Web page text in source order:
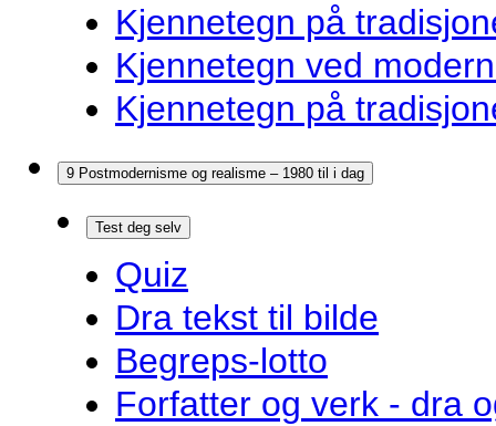
Kjennetegn på
Kjennetegn ved
Kjennetegn på
9 Postmodernisme og realisme – 1980 til i dag
Test deg selv
Quiz
Dra tekst til bilde
Begreps-lotto
Forfatter og verk - dra